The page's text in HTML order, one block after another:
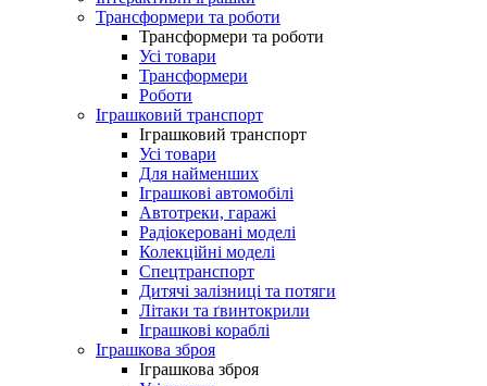
Трансформери та роботи
Трансформери та роботи
Усі товари
Трансформери
Роботи
Іграшковий транспорт
Іграшковий транспорт
Усі товари
Для найменших
Іграшкові автомобілі
Автотреки, гаражі
Радіокеровані моделі
Колекційні моделі
Спецтранспорт
Дитячі залізниці та потяги
Літаки та ґвинтокрили
Іграшкові кораблі
Іграшкова зброя
Іграшкова зброя